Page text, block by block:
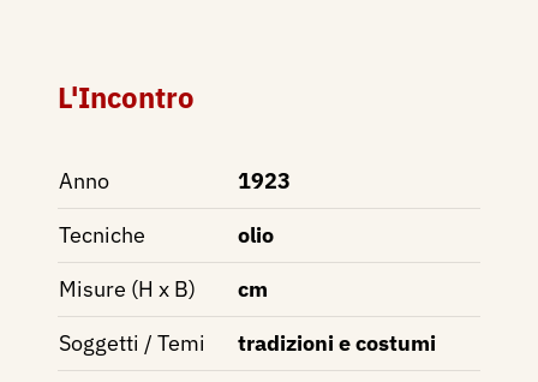
L'Incontro
Anno
1923
Tecniche
olio
Misure (H x B)
cm
Soggetti / Temi
tradizioni e costumi